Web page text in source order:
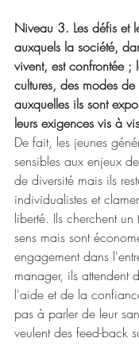
Niveau 3. Les défis et
auxquels la société,
vivent, est confrontée ;
cultures, des modes
auxquelles ils sont
leurs exigences vis à
De fait, les jeunes
sensibles aux enjeux
de diversité mais ils
individualistes et
liberté. Ils cherchent
sens mais sont
engagement dans
manager, ils attendent
l'aide et de la
pas à parler de leur
veulent des feed-back